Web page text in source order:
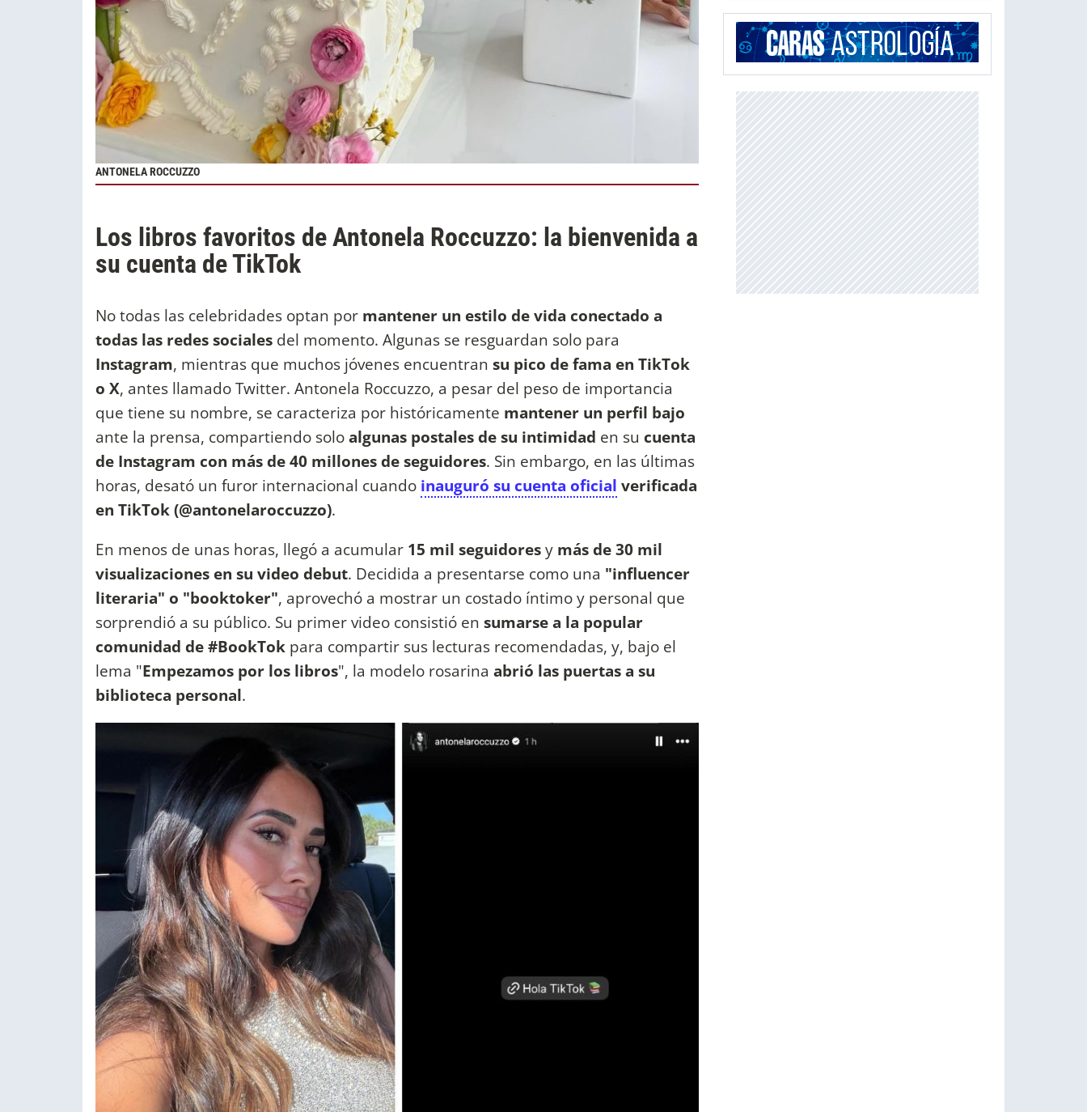
ANTONELA ROCCUZZO
Los libros favoritos de Antonela Roccuzzo: la bienvenida a
su cuenta de TikTok
No todas las celebridades optan por mantener un estilo de vida conectado a
todas las redes sociales del momento. Algunas se resguardan solo para
Instagram, mientras que muchos jóvenes encuentran su pico de fama en TikTok
o X, antes llamado Twitter. Antonela Roccuzzo, a pesar del peso de importancia
que tiene su nombre, se caracteriza por históricamente mantener un perfil bajo
ante la prensa, compartiendo soloalgunas postales de su intimidad en su cuenta
de Instagram con más de 40 millones de seguidores. Sin embargo, en las últimas
horas, desató un furor internacional cuando inauguró su cuenta oficial verificada
en TikTok (@antonelaroccuzzo).
En menos de unas horas, llegó a acumular 15 mil seguidoresy más de 30 mil
visualizaciones en su video debut. Decidida a presentarse como una "influencer
literaria" o "booktoker", aprovechó a mostrar un costado íntimo y personal que
sorprendió a su público. Su primer video consistió en sumarse a la popular
comunidad de #BookTok para compartir sus lecturas recomendadas, y, bajo el
lema "Empezamos por los libros", la modelo rosarina abrió las puertas a su
biblioteca personal.